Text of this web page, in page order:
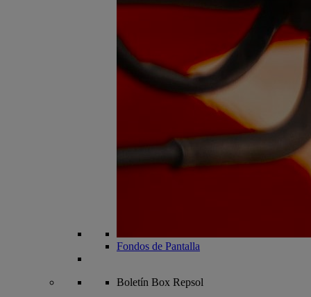
Fondos de Pantalla
Boletín Box Repsol